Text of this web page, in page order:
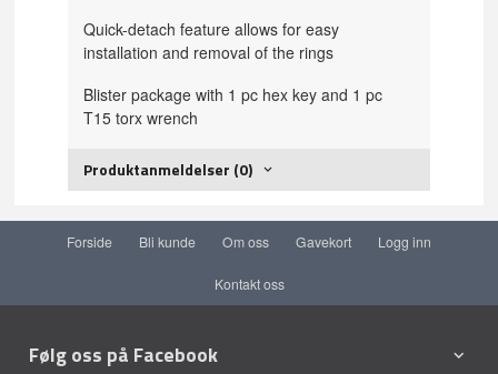
Quick-detach feature allows for easy
installation and removal of the rings
Blister package with 1 pc hex key and 1 pc
T15 torx wrench
Produktanmeldelser (0)
Forside Bli kunde Om oss Gavekort Logg inn
Kontakt oss
Følg oss på Facebook